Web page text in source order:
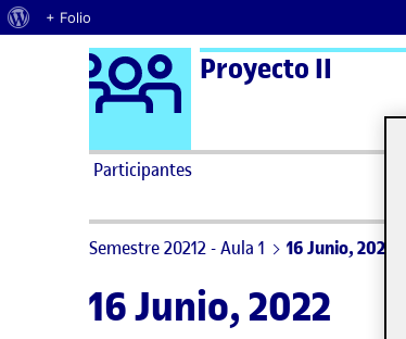
Acerca de WordPress
+ Folio
Saltar al contenido Logo Ágora
Proyecto II
Participantes
Semestre 20212 - Aula 1 16 Junio, 2022
16 Junio, 2022